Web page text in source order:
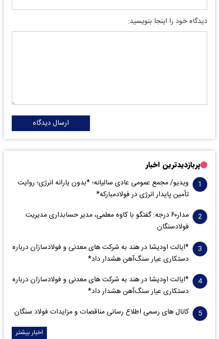
دیدگاه خود را اینجا بنویسید:
ارسال دیدگاه
پربازدیدترین اخبار
ویدیو/ مجمع عمومی عادی سالیانه؛ *بدون یارانه انرژی؛ روایت
تأمین پایدار انرژی در فولادمبارکه*
مدار‌۶٠ درجه: گفتگو با کاوه معلمی، مدیر حسابداری مدیریت
فولادسنگان
*ایالت اودیشا در هند به شرکت های معدنی و فولادسازان درباره
دستکاری عیار سنگ‌آهن هشدار داد*
*ایالت اودیشا در هند به شرکت های معدنی و فولادسازان درباره
دستکاری عیار سنگ‌آهن هشدار داد*
کانال های رسمی اطلاع رسانی مناقصات و مزایدات فولاد سنگان
اخبار بیشتر